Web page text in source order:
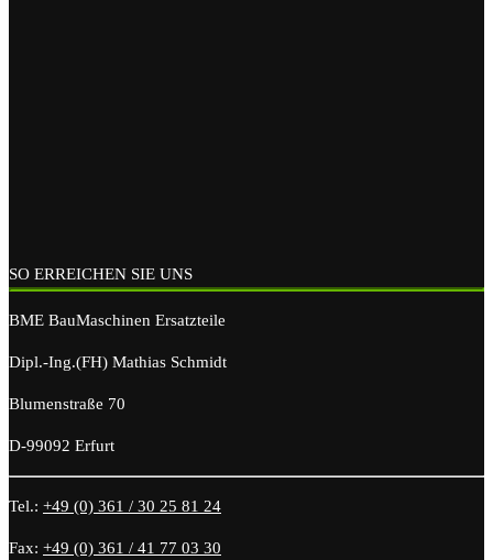
SO ERREICHEN SIE UNS
BME BauMaschinen Ersatzteile
Dipl.-Ing.(FH) Mathias Schmidt
Blumenstraße 70
D-99092 Erfurt
Tel.: +49 (0) 361 / 30 25 81 24
Fax: +49 (0) 361 / 41 77 03 30